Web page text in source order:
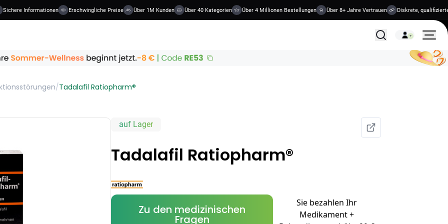
Informationen Erschwingliche Preise Über 1M Kunden Über 40 Kategorien Über 4 Millionen Bestellungen Über 8+ Jahre Vertrauen Diskrete, qualifizierte
Alle Behandlungen
/Tadalafil Ratiopharm®
auf Lager
Tadalafil Ratiopharm®
Zu den medizinischen
Fragen
Sie bezahlen Ihr
Medikament +